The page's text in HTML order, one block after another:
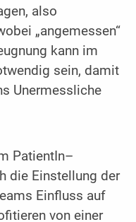
also
„angemessen“
kann im
sein, damit
Unermessliche
PatientIn–
die Einstellung der
Einfluss auf
von einer